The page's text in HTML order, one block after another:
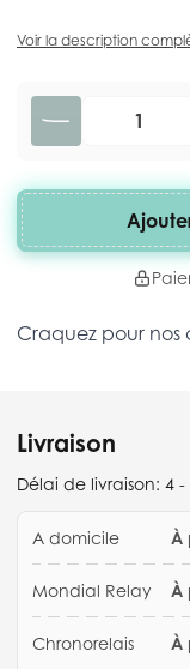
Voir la description
Quantité
Craquez pour nos
Livraison
Délai de livraison: 4 -
A domicile À
Mondial Relay À
Chronorelais À